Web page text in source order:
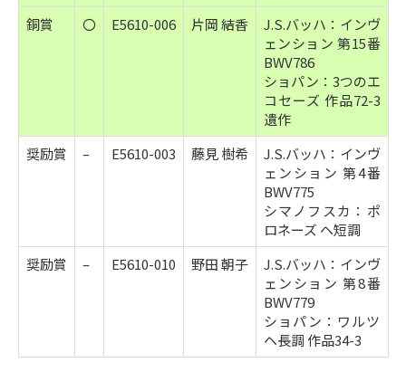
銅賞
〇 E5610-006 片岡 結香
J.S.バッハ：インヴ
ェンション 第15番
BWV786
ショパン：3つのエ
コセーズ 作品72-3
遺作
奨励賞
– E5610-003 藤見 樹希
J.S.バッハ：インヴ
ェンション 第4番
BWV775
シマノフスカ：ポ
ロネーズ ヘ短調
奨励賞
– E5610-010 野田 朝子
J.S.バッハ：インヴ
ェンション 第8番
BWV779
ショパン：ワルツ
ヘ長調 作品34-3